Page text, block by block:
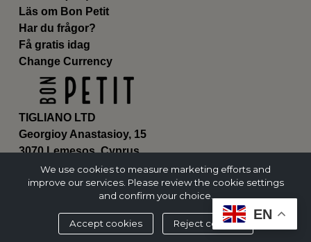
TIGLIANO LTD
Georgioy Anastasioy, 15
3070 Lemesos, Cyprus
ΗΕ 430179
Läs om Bon Petit
Har du frågor?
Få gratis idag
Change Currency
EN
We use cookies to measure marketing efforts and
improve our services. Please review the cookie settings
and confirm your choice.
Accept cookies Reject cookies